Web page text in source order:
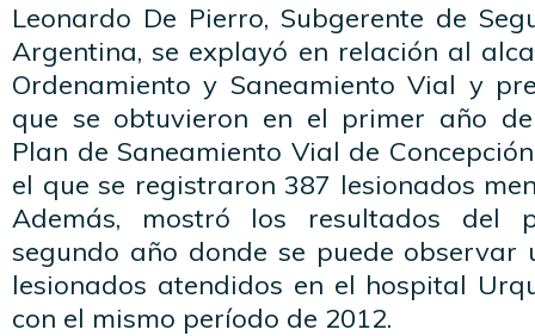
Leonardo De Pierro, Subgerente de
Argentina, se explayó en relación al
Ordenamiento y Saneamiento Vial y
que se obtuvieron en el primer año
Plan de Saneamiento Vial de
el que se registraron 387 lesionados
Además, mostró los resultados del
segundo año donde se puede
lesionados atendidos en el hospital
con el mismo período de 2012.